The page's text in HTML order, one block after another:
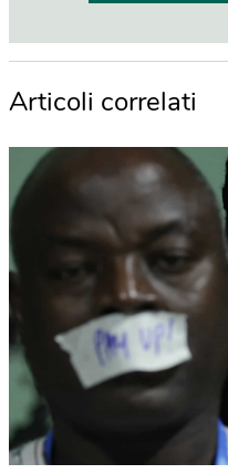
Articoli correlati